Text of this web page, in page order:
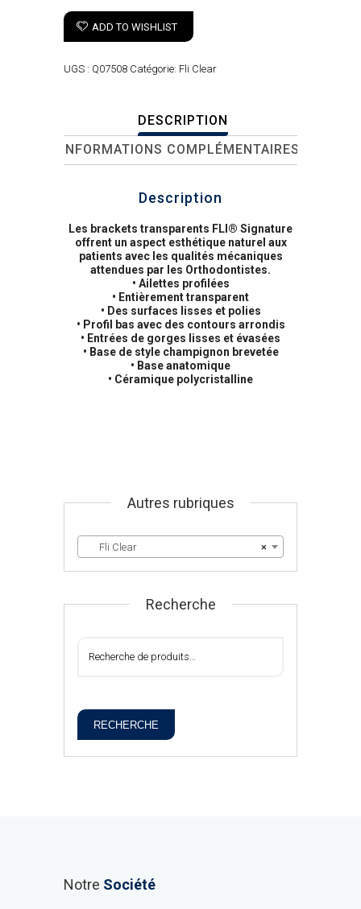
ADD TO WISHLIST
UGS : Q07508 Catégorie: Fli Clear
DESCRIPTION
INFORMATIONS COMPLÉMENTAIRES
Description
Les brackets transparents FLI® Signature
offrent un aspect esthétique naturel aux
patients avec les qualités mécaniques
attendues par les Orthodontistes.
• Ailettes profilées
• Entièrement transparent
• Des surfaces lisses et polies
• Profil bas avec des contours arrondis
• Entrées de gorges lisses et évasées
• Base de style champignon brevetée
• Base anatomique
• Céramique polycristalline
Autres rubriques
×
Fli Clear
Recherche
RECHERCHE
Notre Société